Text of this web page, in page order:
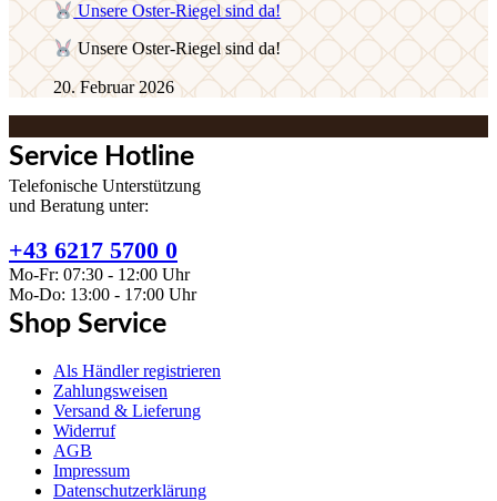
Unsere Oster-Riegel sind da!
Unsere Oster-Riegel sind da!
20. Februar 2026
Service Hotline
Telefonische Unterstützung
und Beratung unter:
+43 6217 5700 0
Mo-Fr: 07:30 - 12:00 Uhr
Mo-Do: 13:00 - 17:00 Uhr
Shop Service
Als Händler registrieren
Zahlungsweisen
Versand & Lieferung
Widerruf
AGB
Impressum
Datenschutzerklärung